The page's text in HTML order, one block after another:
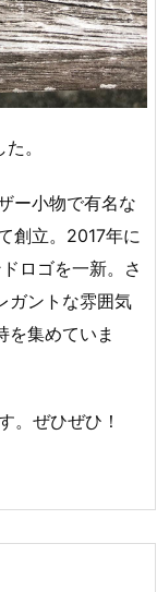
。
ー小物で有名な
創立。2017年に
ロゴを一新。さ
ガントな雰囲気
を集めていま
。ぜひぜひ！